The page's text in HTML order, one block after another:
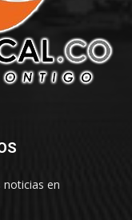
noticias en